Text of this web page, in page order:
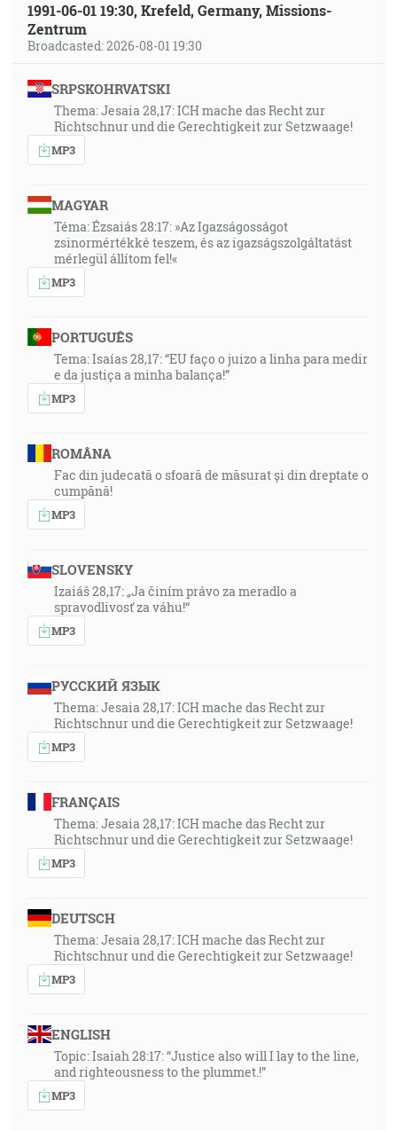
1991-06-01 19:30, Krefeld, Germany, Missions-
Zentrum
Broadcasted: 2026-08-01 19:30
SRPSKOHRVATSKI
Thema: Jesaia 28,17: ICH mache das Recht zur
Richtschnur und die Gerechtigkeit zur Setzwaage!
MP3
MAGYAR
Téma: Ézsaiás 28:17: »Az Igazságosságot
zsinormértékké teszem, és az igazságszolgáltatást
mérlegül állítom fel!«
MP3
PORTUGUÊS
Tema: Isaías 28,17: “EU faço o juizo a linha para medir
e da justiça a minha balança!”
MP3
ROMÂNA
Fac din judecată o sfoară de măsurat și din dreptate o
cumpănă!
MP3
SLOVENSKY
Izaiáš 28,17: „Ja činím právo za meradlo a
spravodlivosť za váhu!“
MP3
РУССКИЙ ЯЗЫК
Thema: Jesaia 28,17: ICH mache das Recht zur
Richtschnur und die Gerechtigkeit zur Setzwaage!
MP3
FRANÇAIS
Thema: Jesaia 28,17: ICH mache das Recht zur
Richtschnur und die Gerechtigkeit zur Setzwaage!
MP3
DEUTSCH
Thema: Jesaia 28,17: ICH mache das Recht zur
Richtschnur und die Gerechtigkeit zur Setzwaage!
MP3
ENGLISH
Topic: Isaiah 28:17: “Justice also will I lay to the line,
and righteousness to the plummet.!”
MP3